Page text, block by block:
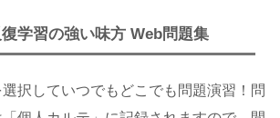
学習の強い味方 Web問題集
択していつでもどこでも問題演習！問